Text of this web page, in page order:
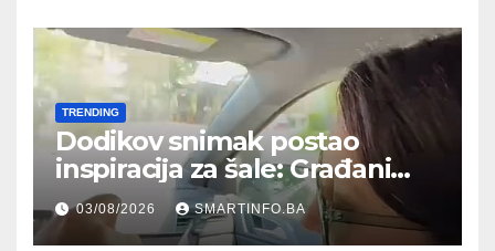
TRENDING
Dodikov snimak postao
inspiracija za šale: Građani
kroz parodiju poslali poruku
03/08/2026 SMARTINFO.BA